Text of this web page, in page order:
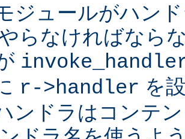
ジュールがハン
らなければなら
r->handler を
ンドラはコンテ